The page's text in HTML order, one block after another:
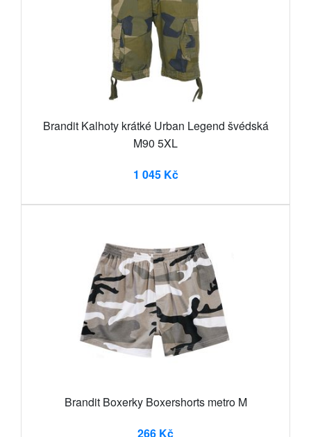
Brandit Kalhoty krátké Urban Legend švédská
M90 5XL
1 045 Kč
Brandit Boxerky Boxershorts metro M
266 Kč